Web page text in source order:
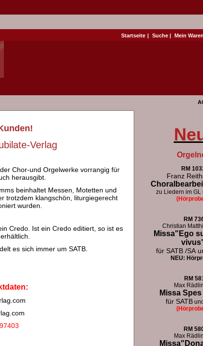
Startseite | Suche | Mein
Verlag
Chor-und Orgelwerke vorrangig für
herausgibt.
beinhaltet Messen, Motetten und
trotzdem klangschön, liturgiegerecht
wurden.
Credo. Ist ein Credo editiert, so ist es
es sich immer um SATB.
RM 103
Franz
zu Liedern im GL
RM
Christian
Missa"Ego
für SATB /SA
NEU:
RM 58
Max
Missa
für SATB
RM
Max